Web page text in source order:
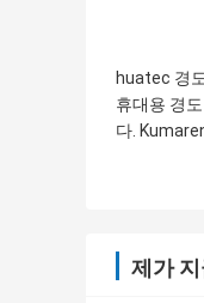
huatec 경
휴대용 경
다.
제가